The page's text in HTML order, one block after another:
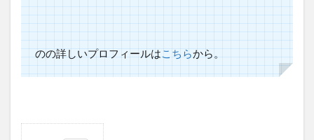
のの詳しいプロフィールはこちらから。